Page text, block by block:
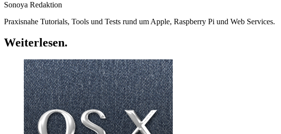
Sonoya Redaktion
Praxisnahe Tutorials, Tools und Tests rund um Apple, Raspberry Pi und Web Services.
Weiterlesen.